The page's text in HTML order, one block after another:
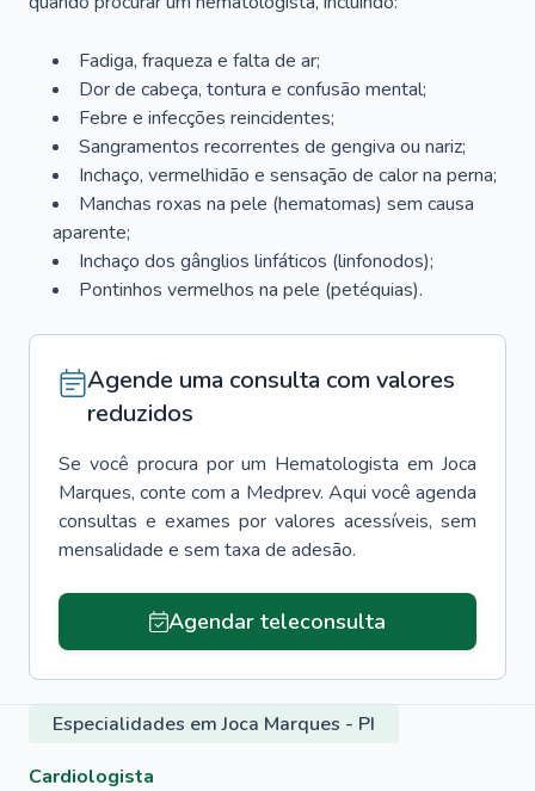
Fadiga, fraqueza e falta de ar;
Dor de cabeça, tontura e confusão mental;
Febre e infecções reincidentes;
Sangramentos recorrentes de gengiva ou nariz;
Inchaço, vermelhidão e sensação de calor na perna;
Manchas roxas na pele (hematomas) sem causa
aparente;
Inchaço dos gânglios linfáticos (linfonodos);
Pontinhos vermelhos na pele (petéquias).
Agende uma consulta com valores
reduzidos
Se você procura por um Hematologista em Joca
Marques, conte com a Medprev. Aqui você agenda
consultas e exames por valores acessíveis, sem
mensalidade e sem taxa de adesão.
Agendar teleconsulta
Especialidades em Joca Marques - PI
Cardiologista